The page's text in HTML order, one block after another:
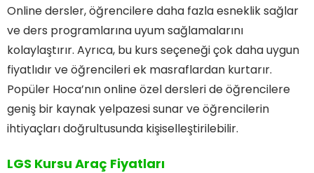
Online dersler, öğrencilere daha fazla esneklik sağlar
ve ders programlarına uyum sağlamalarını
kolaylaştırır. Ayrıca, bu kurs seçeneği çok daha uygun
fiyatlıdır ve öğrencileri ek masraflardan kurtarır.
Popüler Hoca’nın online özel dersleri de öğrencilere
geniş bir kaynak yelpazesi sunar ve öğrencilerin
ihtiyaçları doğrultusunda kişiselleştirilebilir.
LGS Kursu Araç Fiyatları